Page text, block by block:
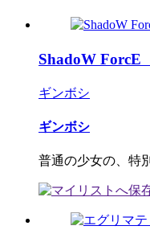
ShadoW ForcE
ギンボシ
ギンボシ
普通の少女の、特